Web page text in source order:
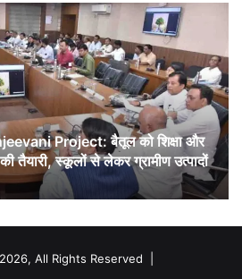
Project: बैतूल को शिक्षा और
तैयारी, स्कूलों से लेकर ग्रामीण उत्पादों
All Rights Reserved |